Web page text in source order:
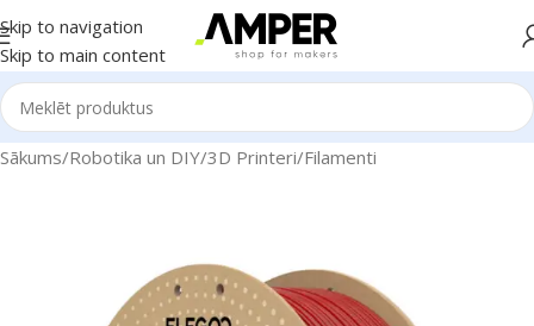
Skip to navigation
Skip to main content
Sākums/Robotika un DIY/3D Printeri/Filamenti